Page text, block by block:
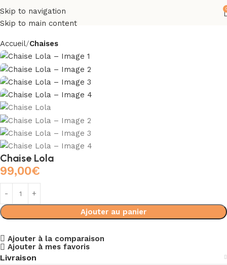
Skip to navigation
Skip to main content
Accueil Chaises
Chaise Lola
99,00€
Ajouter au panier
Ajouter à la comparaison
Ajouter à mes favoris
Livraison